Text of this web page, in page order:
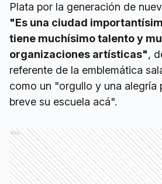
Plata por la generación de
"Es una ciudad
tiene muchísimo talento y
organizaciones artísticas",
referente de la emblemática
como un "orgullo y una alegría
breve su escuela acá".
Ads